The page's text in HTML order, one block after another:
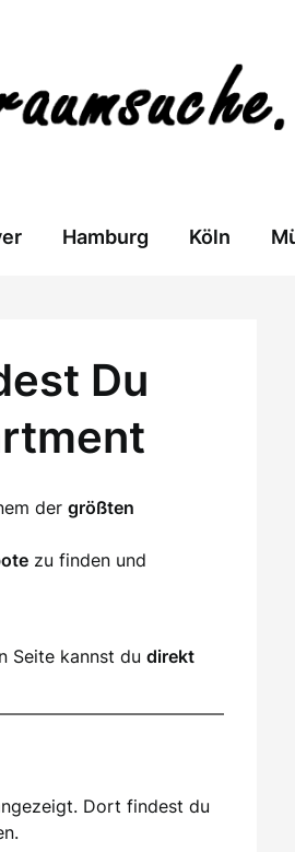
Hamburg Köln
Du
der größten
zu finden und
Seite kannst du direkt
Dort findest du